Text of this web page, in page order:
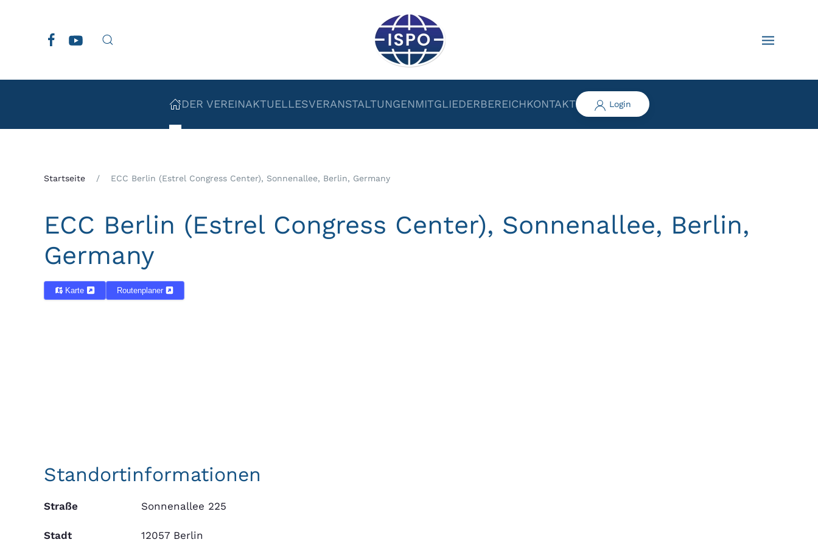
Zum Hauptinhalt springen
DER VEREINAKTUELLESVERANSTALTUNGENMITGLIEDERBEREICHKONTAKT Login
Startseite ECC Berlin (Estrel Congress Center), Sonnenallee, Berlin, Germany
ECC Berlin (Estrel Congress Center), Sonnenallee, Berlin,
Germany
Karte Routenplaner
Standortinformationen
Straße Sonnenallee 225
Stadt 12057 Berlin